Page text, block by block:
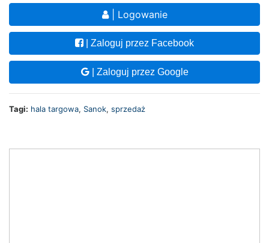
| Logowanie
| Zaloguj przez Facebook
| Zaloguj przez Google
Tagi: hala targowa, Sanok, sprzedaż